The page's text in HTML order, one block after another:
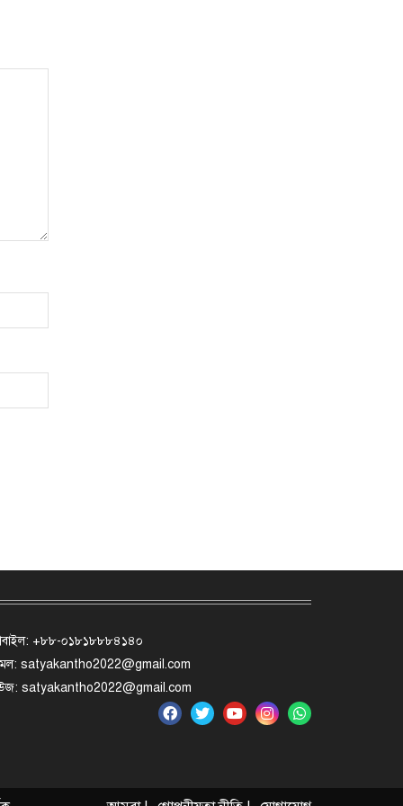
+৮৮-০১৮১৮৮৮৪১৪০
satyakantho2022@gmail.com
satyakantho2022@gmail.com